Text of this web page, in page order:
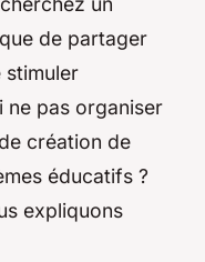
de partager
stimuler
ne pas organiser
création de
éducatifs ?
expliquons